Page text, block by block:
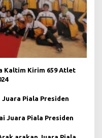
Kaltim Kirim 659 Atlet
Piala Presiden
Juara Piala Presiden